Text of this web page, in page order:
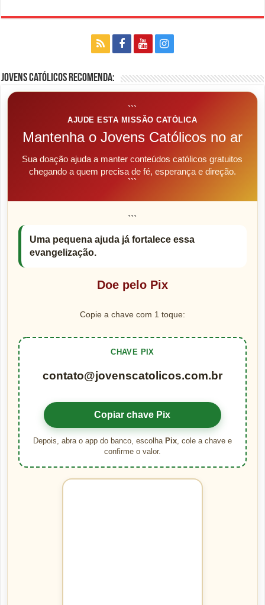
Jovens Católicos Recomenda:
```
AJUDE ESTA MISSÃO CATÓLICA
Mantenha o Jovens Católicos no ar
Sua doação ajuda a manter conteúdos católicos gratuitos
chegando a quem precisa de fé, esperança e direção.
```
```
Uma pequena ajuda já fortalece essa
evangelização.
Doe pelo Pix
Copie a chave com 1 toque:
CHAVE PIX
contato@jovenscatolicos.com.br
Copiar chave Pix
Depois, abra o app do banco, escolha Pix, cole a chave e
confirme o valor.